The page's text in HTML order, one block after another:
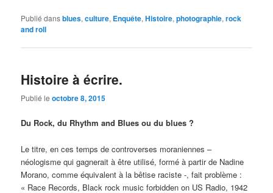
Publié dansblues,culture, Enquête,Histoire,photographie,rock
and roll
Histoire à écrire.
Publié leoctobre 8, 2015
Du Rock, du Rhythm and Blues ou du blues ?
Le titre, en ces temps de controverses moraniennes –
néologisme qui gagnerait à être utilisé, formé à partir de Nadine
Morano, comme équivalent à la bêtise raciste -, fait problème :
« Race Records, Black rock music forbidden on US Radio, 1942